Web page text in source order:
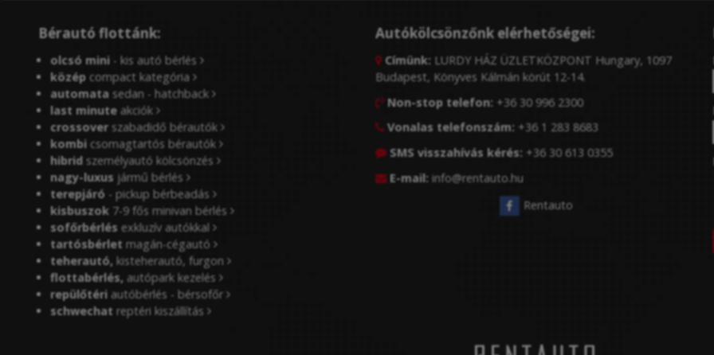
Bérautó flottánk:
olcsó mini- kis autó bérlés
középcompact kategória
automatasedan - hatchback
last minuteakciók
crossoverszabadidő bérautók
kombicsomagtartós bérautók
hibridszemélyautó kölcsönzés
nagy-luxusjármű bérlés
terepjáró- pickup bérbeadás
kisbuszok7-9 fős minivan bérlés
sofőrbérlésexkluzív autókkal
tartósbérlet magán-cégautó
teherautó,kisteherautó, furgon
flottabérlés,autópark kezelés
repülőtériautóbérlés - bérsofőr
schwechat reptéri kiszállítás
Autókölcsönzőnk elérhetőségei:
 Címünk: LURDY HÁZ ÜZLETKÖZPONT Hungary, 1097
Budapest, Könyves Kálmán körút 12-14.
 Non-stop telefon: +36 30 996 2300
 Vonalas telefonszám: +36 1 283 8683
 SMS visszahívás kérés: +36 30 613 0355
 E-mail: info@rentauto.hu
Rentauto